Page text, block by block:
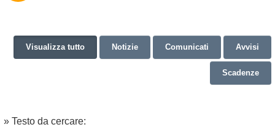
Visualizza tutto Notizie Comunicati Avvisi
Scadenze
» Testo da cercare: